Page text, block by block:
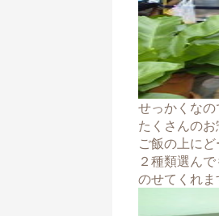
せっかくな
たくさんの
ご飯の上に
２種類選ん
のせてくれ